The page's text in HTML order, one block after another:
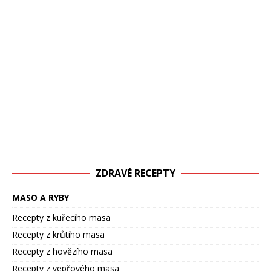
ZDRAVÉ RECEPTY
MASO A RYBY
Recepty z kuřecího masa
Recepty z krůtího masa
Recepty z hovězího masa
Recepty z vepřového masa